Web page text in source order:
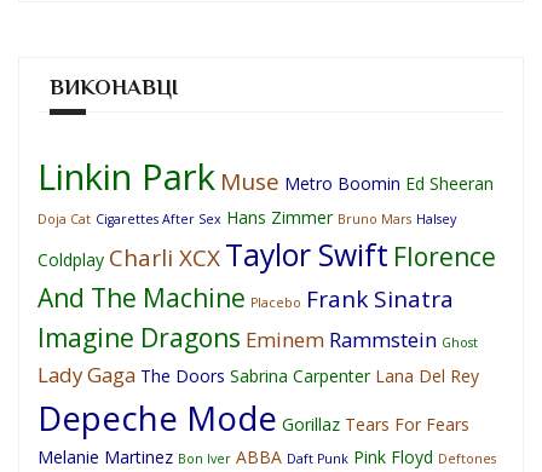
ВИКОНАВЦІ
Linkin Park Muse Metro Boomin Ed Sheeran
Doja Cat Cigarettes After Sex Hans Zimmer Bruno Mars Halsey
Coldplay Charli XCXTaylor Swift Florence
And The Machine Placebo Frank Sinatra
Imagine Dragons Eminem Rammstein Ghost
Lady Gaga The Doors Sabrina Carpenter Lana Del Rey
Depeche Mode Gorillaz Tears For Fears
Melanie Martinez Bon Iver ABBA Daft Punk Pink Floyd Deftones